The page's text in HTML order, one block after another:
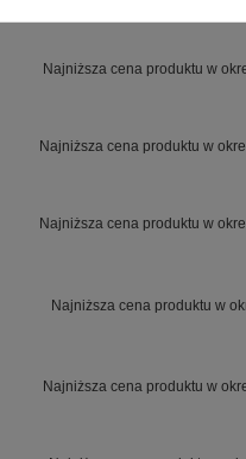
Najniższa cena produktu w
Najniższa cena produktu w
Najniższa cena produktu w
Najniższa cena produktu w
Najniższa cena produktu w